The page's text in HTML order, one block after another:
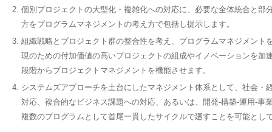
2. 個別プロジェクトの大型化・複雑化への対応に、必要な全体統合と部
方をプログラムマネジメントの考え方で包括し提示します。
3. 組織戦略とプロジェクト群の整合性を考え、プログラムマネジメント
現のための付加価値の高いプロジェクトの組成やイノベーションを加
段階からプロジェクトマネジメントを機能させます。
4. システムズアプローチを土台にしたマネジメント体系として、社会・
対応、複合的なビジネス課題への対応、あるいは、開発-構築-運用-事
複数のプログラムとして首尾一貫したサイクルで廻すことを可能とし